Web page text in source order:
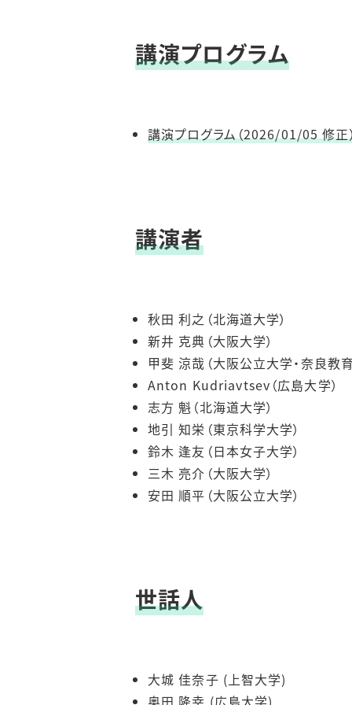
講演プログラム
講演プログラム（2026/01/05 修正
講演者
秋田 利之（北海道大学）
新井 克典（大阪大学）
甲斐 涼哉（大阪公立大学・奈良教
Anton Kudriavtsev（広島大学）
志方 魁（北海道大学）
地引 知栄（東京科学大学）
鈴木 逢友（日本女子大学）
三木 亮介（大阪大学）
安田 順平（大阪公立大学）
世話人
大城 佳奈子 (上智大学)